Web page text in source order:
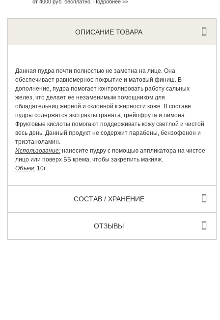
от 4000 руб. бесплатно. Подробнее >>
ОПИСАНИЕ ТОВАРА
Данная пудра почти полностью не заметна на лице. Она
обеспечивает равномерное покрытие и матовый финиш. В
дополнение, пудра помогает контролировать работу сальных
желез, что делает ее незаменимым помощником для
обладательниц жирной и склонной к жирности коже. В составе
пудры содержатся экстракты граната, грейпфрута и лимона.
Фруктовые кислоты помогают поддерживать кожу светлой и чистой
весь день. Данный продукт не содержит парабены, бензофенон и
триэтаноламин.
Использование: нанесите пудру с помощью аппликатора на чистое
лицо или поверх ББ крема, чтобы закрепить макияж.
Объем: 10г
СОСТАВ / ХРАНЕНИЕ
ОТЗЫВЫ